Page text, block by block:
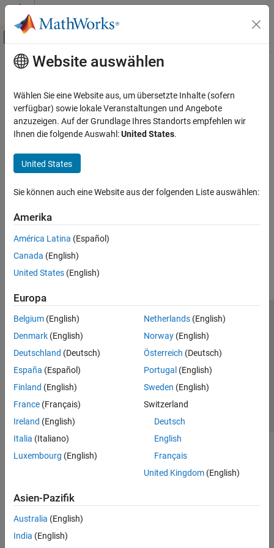
Weiter zum Inhalt
Umschaltung für Off-Canvas-
Startseite der Dokumentation
Hauptinhalt
How useful was this information?
Website auswählen
Wählen Sie eine Website aus, um übersetzte Inhalte (sofern
verfügbar) sowie lokale Veranstaltungen und Angebote
anzuzeigen. Auf der Grundlage Ihres Standorts empfehlen wir
Ihnen die folgende Auswahl:United States.
United States
Sie können auch eine Website aus der folgenden Liste auswählen:
Amerika
América Latina (Español)
Canada (English)
United States (English)
Europa
Belgium (English)
Denmark (English)
Deutschland (Deutsch)
España (Español)
Finland (English)
France (Français)
Ireland (English)
Italia (Italiano)
Luxembourg (English)
Netherlands(English)
Norway(English)
Österreich (Deutsch)
Portugal (English)
Sweden (English)
Switzerland
Deutsch
English
Français
United Kingdom(English)
Asien-Pazifik
Australia (English)
India (English)
Trust Center
Datenschutz-Richtlinien
Datendiebstahl verhindern
Status von Anwendungen
© 1994-2026 The MathWorks, Inc.
Website auswählen
Deutschland